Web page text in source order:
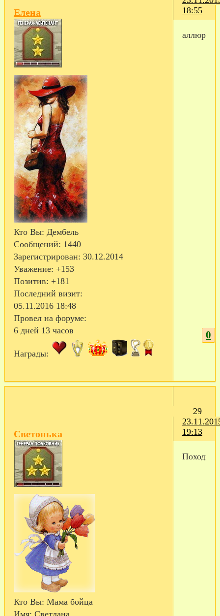
18:55
Eлена
Кто Вы: Дембель
Сообщений: 1440
Зарегистрирован: 30.12.2014
Уважение: +153
Позитив: +181
Последний визит:
05.11.2016 18:48
Провел на форуме:
6 дней 13 часов
Награды:
аллюр
0
29
19:13
Светонька
Кто Вы: Мама бойца
Имя: Светлана
Походка